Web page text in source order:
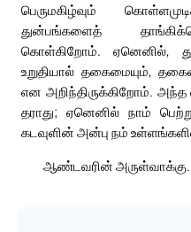
பெருமகிழ்வும்
துன்பங்களைத்
கொள்கிறோம். ஏனெனில்,
உறுதியால் தகைமையும்,
என அறிந்திருக்கிறோம். அந்த
தராது; ஏனெனில் நாம்
கடவுளின் அன்பு நம்
ஆண்டவரின் அருள்வாக்கு.